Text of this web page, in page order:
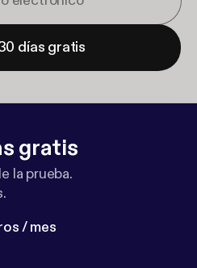
días gratis
gratis
la prueba.
/ mes